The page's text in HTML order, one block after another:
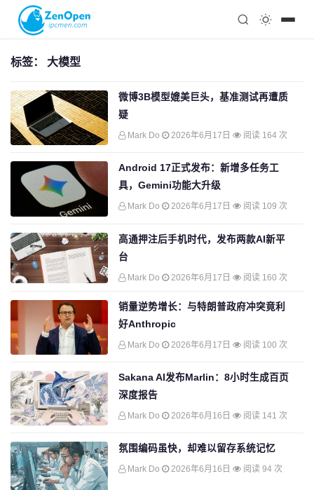
科技
注册
标签： 大模型
微博3B模型媲美巨头，基准测试再遭质
疑
Mark Do 2026年6月17日 阅读 164 次
Android 17正式发布：新增多任务工
具，Gemini功能大升级
Mark Do 2026年6月17日 阅读 109 次
高通押注后手机时代，发布两款AI新平
台
Mark Do 2026年6月17日 阅读 160 次
销量逆势增长：与特朗普政府冲突竟利
好Anthropic
Mark Do 2026年6月17日 阅读 100 次
Sakana AI发布Marlin：8小时生成百页
深度报告
Mark Do 2026年6月16日 阅读 141 次
氛围编码虽快，却难以留存系统记忆
Mark Do 2026年6月16日 阅读 94 次